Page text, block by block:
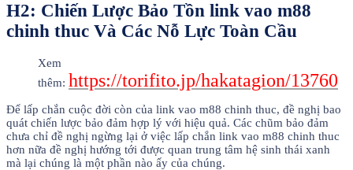
H2: Chiến Lược Bảo Tồn link vao m88
chinh thuc Và Các Nỗ Lực Toàn Cầu
Xem
thêm: https://torifito.jp/hakatagion/13760
Để lấp chắn cuộc đời còn của link vao m88 chinh thuc, đề nghị bao
quát chiến lược bảo đảm hợp lý với hiệu quả. Các chũm bảo đảm
chưa chỉ đề nghị ngừng lại ở việc lấp chắn link vao m88 chinh thuc
hơn nữa đề nghị hướng tới được quan trung tâm hệ sinh thái xanh
mà lại chúng là một phần nào ấy của chúng.